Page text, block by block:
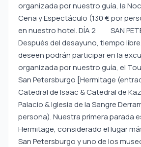
organizada por nuestro guía, la
Cena y Espectáculo (130 € por
en nuestro hotel. DÍA 2 SAN
Después del desayuno, tiempo
deseen podrán participar en la
organizada por nuestro guía, el
San Petersburgo [Hermitage
Catedral de Isaac & Catedral de
Palacio & Iglesia de la Sangre
persona). Nuestra primera parada
Hermitage, considerado el lugar
San Petersburgo y uno de los